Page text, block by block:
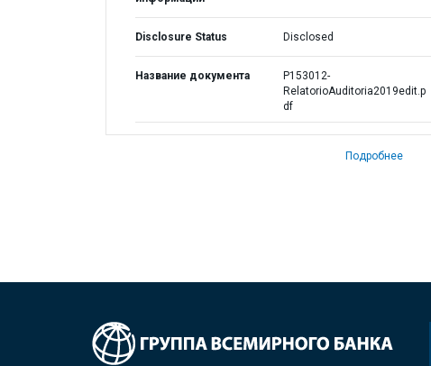
Disclosure Status Disclosed
Название документа
P153012-
RelatorioAuditoria2019edit.p
df
Подробнее